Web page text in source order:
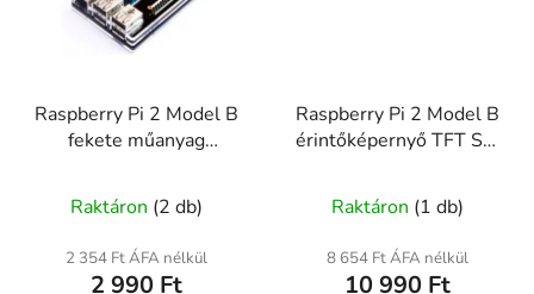
Raspberry Pi 2 Model B
fekete műanyag
Raktáron (2 db)
2 354 Ft ÁFA nélkül
2 990 Ft
Raspberry Pi 2 Model B
érintőképernyő TFT SPI
Raktáron (1 db)
8 654 Ft ÁFA nélkül
10 990 Ft